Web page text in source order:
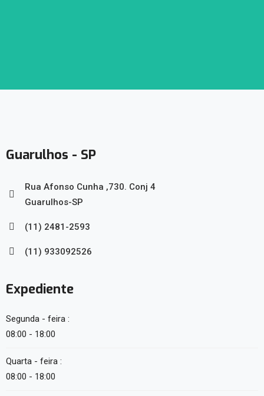
Guarulhos - SP
Rua Afonso Cunha ,730. Conj 4
Guarulhos-SP
(11) 2481-2593
(11) 933092526
Expediente
Segunda - feira :
08:00 - 18:00
Quarta - feira :
08:00 - 18:00